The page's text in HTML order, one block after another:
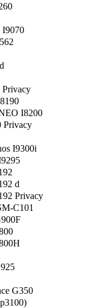
I9070
Privacy
I8200
Privacy
I9300i
d
Privacy
C101
G350